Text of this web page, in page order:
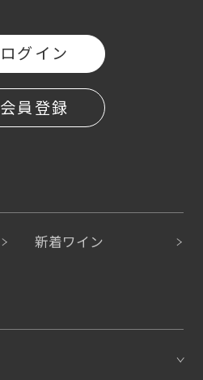
ログイン
会員登録
新着ワイン